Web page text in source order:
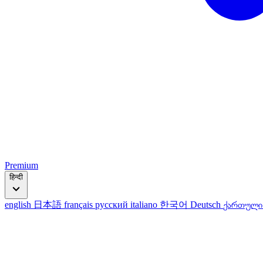
Premium
हिन्दी
english 日本語 français русский italiano 한국어 Deutsch ქართული